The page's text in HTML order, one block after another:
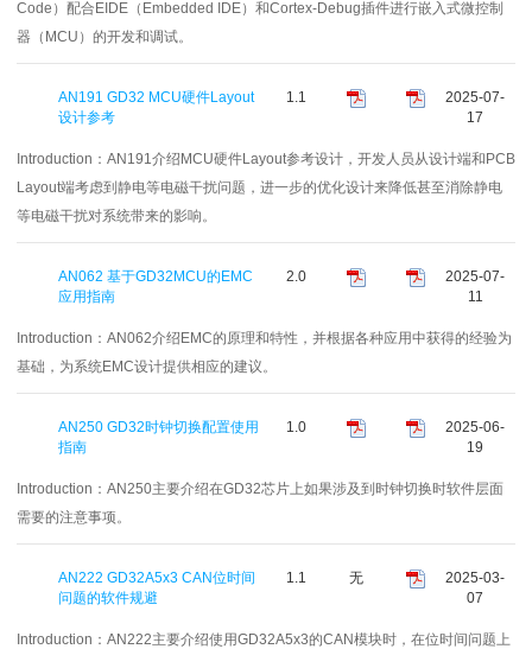
Code）配合EIDE（Embedded IDE）和Cortex-Debug插件进行嵌入式微控制
器（MCU）的开发和调试。
AN191 GD32 MCU硬件Layout
设计参考
1.1
2025-07-
17
Introduction： AN191介绍MCU硬件Layout参考设计，开发人员从设计端和PCB
Layout端考虑到静电等电磁干扰问题，进一步的优化设计来降低甚至消除静电
等电磁干扰对系统带来的影响。
AN062 基于GD32MCU的EMC
应用指南
2.0
2025-07-
11
Introduction： AN062介绍EMC的原理和特性，并根据各种应用中获得的经验为
基础，为系统EMC设计提供相应的建议。
AN250 GD32时钟切换配置使用
指南
1.0
2025-06-
19
Introduction： AN250主要介绍在GD32芯片上如果涉及到时钟切换时软件层面
需要的注意事项。
AN222 GD32A5x3 CAN位时间
问题的软件规避
1.1 无
2025-03-
07
Introduction： AN222主要介绍使用GD32A5x3的CAN模块时，在位时间问题上